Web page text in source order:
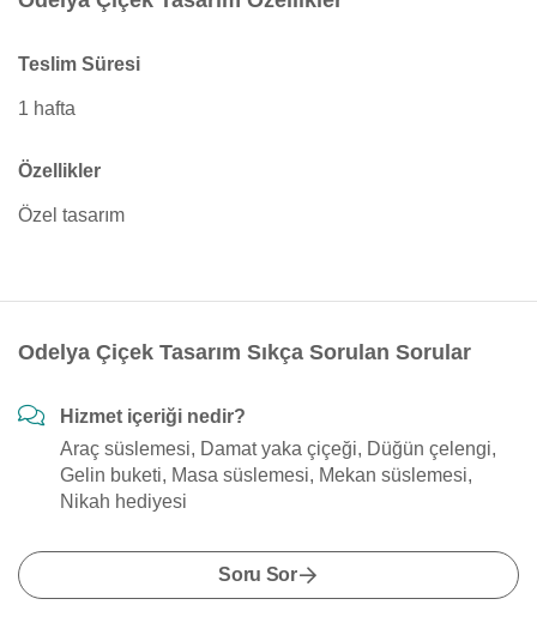
Teslim Süresi
1 hafta
Özellikler
Özel tasarım
Odelya Çiçek Tasarım Sıkça Sorulan Sorular
Hizmet içeriği nedir?
Araç süslemesi, Damat yaka çiçeği, Düğün çelengi,
Gelin buketi, Masa süslemesi, Mekan süslemesi,
Nikah hediyesi
Soru Sor